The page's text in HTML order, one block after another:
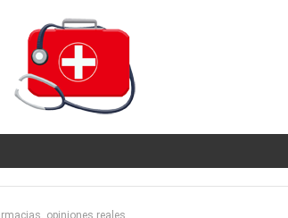
opiniones reales